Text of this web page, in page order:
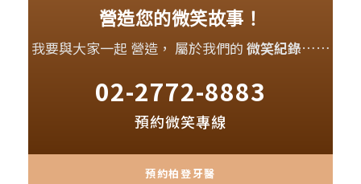
營造您的微笑故事！
我要與大家一起 營造， 屬於我們的 微笑紀錄……
02-2772-8883
預約微笑專線
預約柏登牙醫